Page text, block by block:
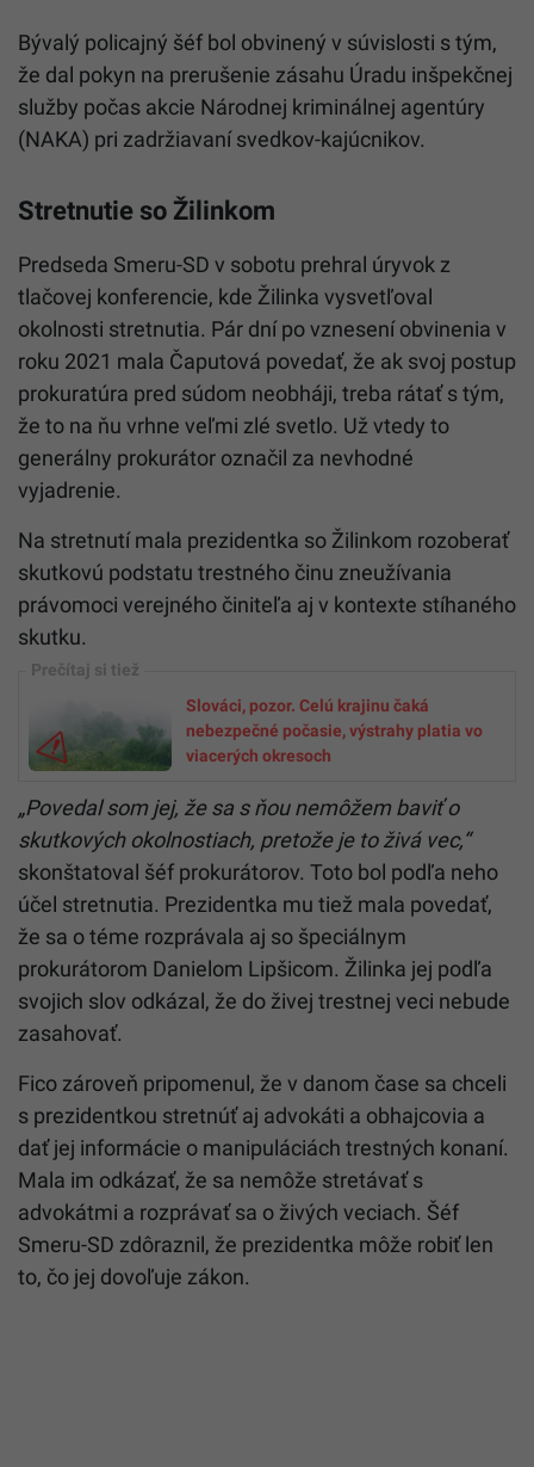
Bývalý policajný šéf bol obvinený v súvislosti s tým,
že dal pokyn na prerušenie zásahu Úradu inšpekčnej
služby počas akcie Národnej kriminálnej agentúry
(NAKA) pri zadržiavaní svedkov-kajúcnikov.
Stretnutie so Žilinkom
Predseda Smeru-SD v sobotu prehral úryvok z
tlačovej konferencie, kde Žilinka vysvetľoval
okolnosti stretnutia. Pár dní po vznesení obvinenia v
roku 2021 mala Čaputová povedať, že ak svoj postup
prokuratúra pred súdom neobháji, treba rátať s tým,
že to na ňu vrhne veľmi zlé svetlo. Už vtedy to
generálny prokurátor označil za nevhodné
vyjadrenie.
Na stretnutí mala prezidentka so Žilinkom rozoberať
skutkovú podstatu trestného činu zneužívania
právomoci verejného činiteľa aj v kontexte stíhaného
skutku.
Slováci, pozor. Celú krajinu čaká
nebezpečné počasie, výstrahy platia vo
viacerých okresoch
„Povedal som jej, že sa s ňou nemôžem baviť o
skutkových okolnostiach, pretože je to živá vec,“
skonštatoval šéf prokurátorov. Toto bol podľa neho
účel stretnutia. Prezidentka mu tiež mala povedať,
že sa o téme rozprávala aj so špeciálnym
prokurátorom Danielom Lipšicom. Žilinka jej podľa
svojich slov odkázal, že do živej trestnej veci nebude
zasahovať.
Fico zároveň pripomenul, že v danom čase sa chceli
s prezidentkou stretnúť aj advokáti a obhajcovia a
dať jej informácie o manipuláciách trestných konaní.
Mala im odkázať, že sa nemôže stretávať s
advokátmi a rozprávať sa o živých veciach. Šéf
Smeru-SD zdôraznil, že prezidentka môže robiť len
to, čo jej dovoľuje zákon.